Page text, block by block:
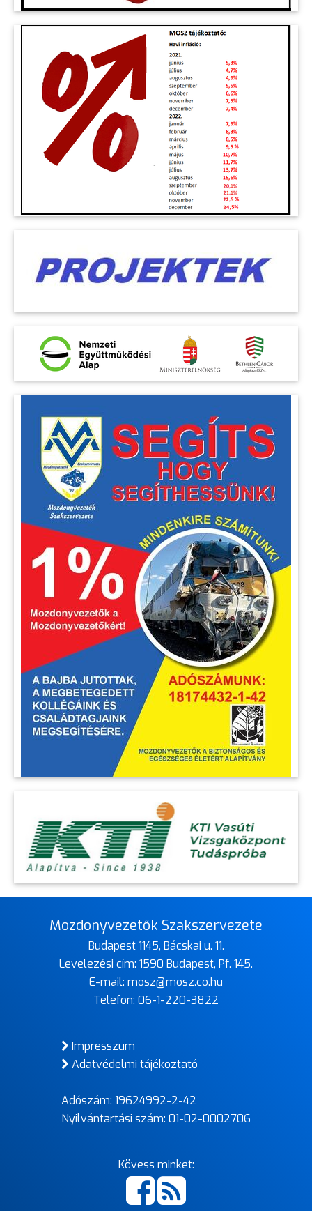
Mozdonyvezetők Szakszervezete
Budapest 1145, Bácskai u. 11.
Levelezési cím: 1590 Budapest, Pf. 145.
E-mail: mosz@mosz.co.hu
Telefon: 06-1-220-3822
Impresszum
Adatvédelmi tájékoztató
Adószám: 19624992-2-42
Nyilvántartási szám: 01-02-0002706
Kövess minket: